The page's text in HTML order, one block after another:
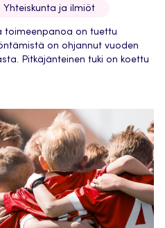
Yhteiskunta ja ilmiöt
toimeenpanoa on tuettu
on ohjannut vuoden
Pitkäjänteinen tuki on koettu